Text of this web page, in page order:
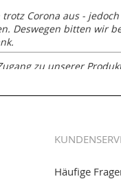
Corona aus -
Deswegen bitten wir
zu unserer
der Corporate Identity
- Zahlung per paydirekt
Häufige